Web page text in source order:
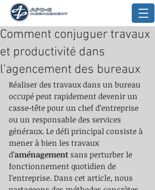
Comment conjuguer travaux
et productivité dans
l'agencement des bureaux
Réaliser des travaux dans un bureau
occupé peut rapidement devenir un
casse-tête pour un chef d’entreprise
ou un responsable des services
généraux. Le défi principal consiste à
mener à bien les travaux
d’aménagement sans perturber le
fonctionnement quotidien de
l’entreprise. Dans cet article, nous